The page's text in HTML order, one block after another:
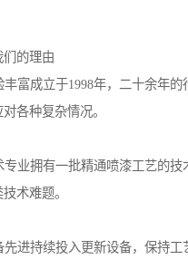
们的理由
丰富成立于1998年，二十余年的
各种复杂情况。
专业拥有一批精通喷漆工艺的技
术难题。
先进持续投入更新设备，保持工